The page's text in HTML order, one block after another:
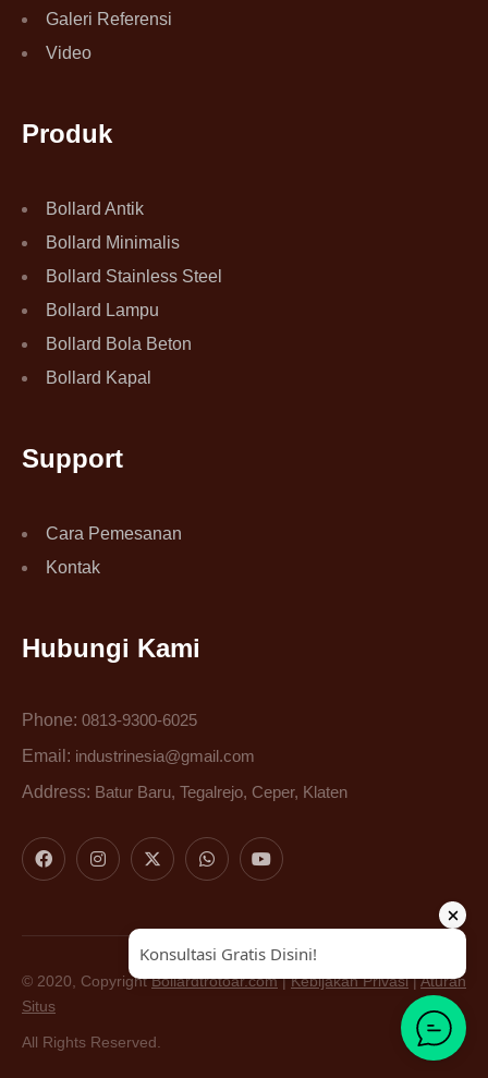
Galeri Referensi
Video
Produk
Bollard Antik
Bollard Minimalis
Bollard Stainless Steel
Bollard Lampu
Bollard Bola Beton
Bollard Kapal
Support
Cara Pemesanan
Kontak
Hubungi Kami
Phone: 0813-9300-6025
Email: industrinesia@gmail.com
Address: Batur Baru, Tegalrejo, Ceper, Klaten
© 2020, CopyrightBollardtrotoar.com|Kebijakan Privasi|Aturan
Situs
All Rights Reserved.